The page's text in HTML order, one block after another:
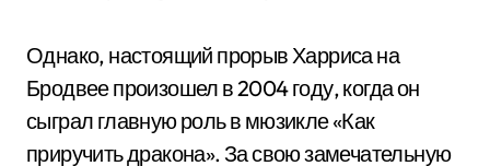
Однако, настоящий прорыв Харриса на
Бродвее произошел в 2004 году, когда он
сыграл главную роль в мюзикле «Как
приручить дракона». За свою замечательную